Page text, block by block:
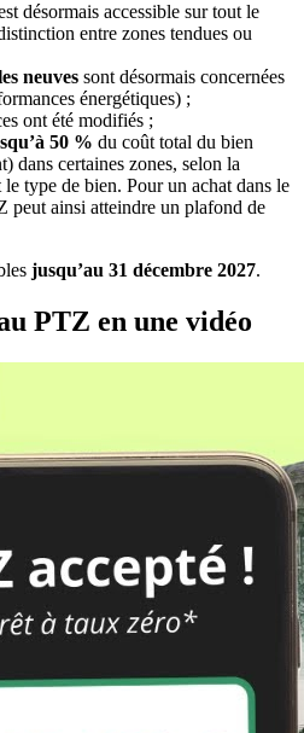
désormais accessible sur tout le
entre zones tendues ou
neuves sont désormais concernées
énergétiques) ;
ont été modifiés ;
50 % du coût total du bien
dans certaines zones, selon la
type de bien. Pour un achat dans le
peut ainsi atteindre un plafond de
jusqu’au 31 décembre 2027.
PTZ en une vidéo